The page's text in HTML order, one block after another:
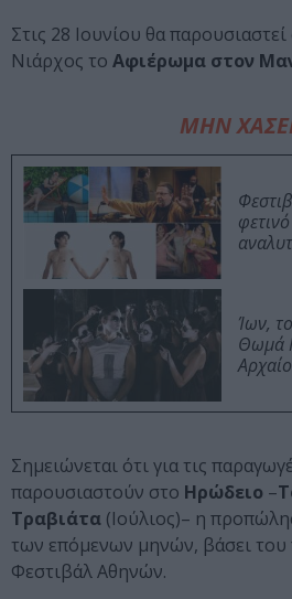
Στις 28 Ιουνίου θα
Νιάρχος το Αφιέρωμα στον
ΜΗΝ
Ίων,
Θωμά
Σημειώνεται ότι για τις
παρουσιαστούν στο Ηρώδειο –
Τραβιάτα (Ιούλιος)– η
των επόμενων μηνών, βάσει
Φεστιβάλ Αθηνών.